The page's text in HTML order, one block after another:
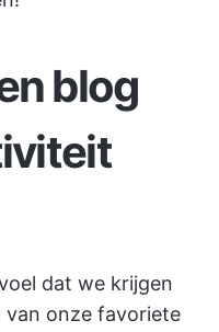
blog
dat we krijgen
van onze favoriete